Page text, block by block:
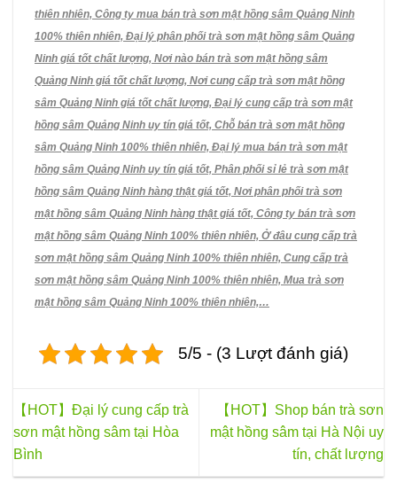
thiên nhiên, Công ty mua bán trà sơn mật hồng sâm Quảng Ninh
100% thiên nhiên, Đại lý phân phối trà sơn mật hồng sâm Quảng
Ninh giá tốt chất lượng, Nơi nào bán trà sơn mật hồng sâm
Quảng Ninh giá tốt chất lượng, Nơi cung cấp trà sơn mật hồng
sâm Quảng Ninh giá tốt chất lượng, Đại lý cung cấp trà sơn mật
hồng sâm Quảng Ninh uy tín giá tốt, Chỗ bán trà sơn mật hồng
sâm Quảng Ninh 100% thiên nhiên, Đại lý mua bán trà sơn mật
hồng sâm Quảng Ninh uy tín giá tốt, Phân phối sỉ lẻ trà sơn mật
hồng sâm Quảng Ninh hàng thật giá tốt, Nơi phân phối trà sơn
mật hồng sâm Quảng Ninh hàng thật giá tốt, Công ty bán trà sơn
mật hồng sâm Quảng Ninh 100% thiên nhiên, Ở đâu cung cấp trà
sơn mật hồng sâm Quảng Ninh 100% thiên nhiên, Cung cấp trà
sơn mật hồng sâm Quảng Ninh 100% thiên nhiên, Mua trà sơn
mật hồng sâm Quảng Ninh 100% thiên nhiên,…
5/5 - (3 Lượt đánh giá)
【HOT】Đại lý cung cấp trà
sơn mật hồng sâm tại Hòa
Bình
【HOT】Shop bán trà sơn
mật hồng sâm tại Hà Nội uy
tín, chất lượng